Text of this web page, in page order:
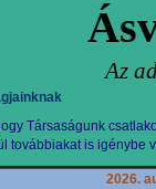
Az
Társaságunk
továbbiakat is igénybe
2026.